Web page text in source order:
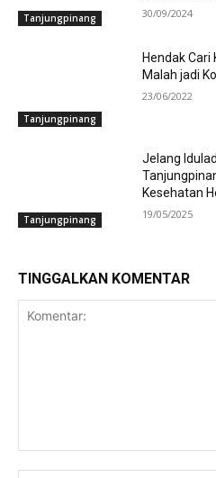
Tanjungpinang 30/09/2024
Tanjungpinang
Hendak
Malah jadi
23/06/2022
Tanjungpinang
Jelang
Kesehatan
19/05/2025
TINGGALKAN KOMENTAR